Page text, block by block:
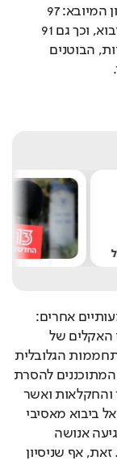
למדינת ישראל יש תלות בעייתית מאוד במזון המיובא: 97
אחוזים מאספקת הדגנים בישראל מקורה ביבוא, וכך גם 91
אחוזים מהדגים, 75 אחוזים מאספקת הקטניות, הבוטנים
הנתונים הללו מצטרפים לשני אירועים משמעותיים אחרים:
דו"ח מיוחד של הפאנל הבין־ממשלתי לשינוי האקלים של
האו"ם, שהעלה ממצאים מדאיגים בנוגע להתחממות הגלובלית
ולהשלכותיה; והרפורמה בחקלאות והצווים המתוכננים להסרת
המכסים, שמקדמים בימים אלה שרי האוצר והחקלאות ואשר
עתידים להגדיל עוד יותר את התלות של ישראל ביבוא מאסיבי
וחסר רסן של תוצרת חקלאית מחו"ל, תוך פגיעה אנושה
בחקלאות הישראלית ובחקלאים המקומיים. זאת, אף שניסיון